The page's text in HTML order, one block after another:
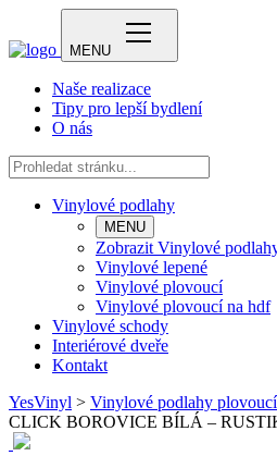
MENU
Naše realizace
Tipy pro lepší bydlení
O nás
Vinylové podlahy
MENU
Zobrazit Vinylové
Vinylové lepené
Vinylové plovoucí
Vinylové plovoucí na hdf
Vinylové schody
Interiérové dveře
Kontakt
YesVinyl > Vinylové podlahy
CLICK BOROVICE BÍLÁ –